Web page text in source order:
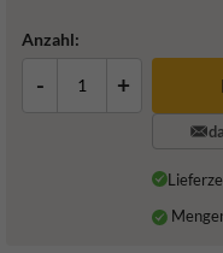
Anzahl:
- +